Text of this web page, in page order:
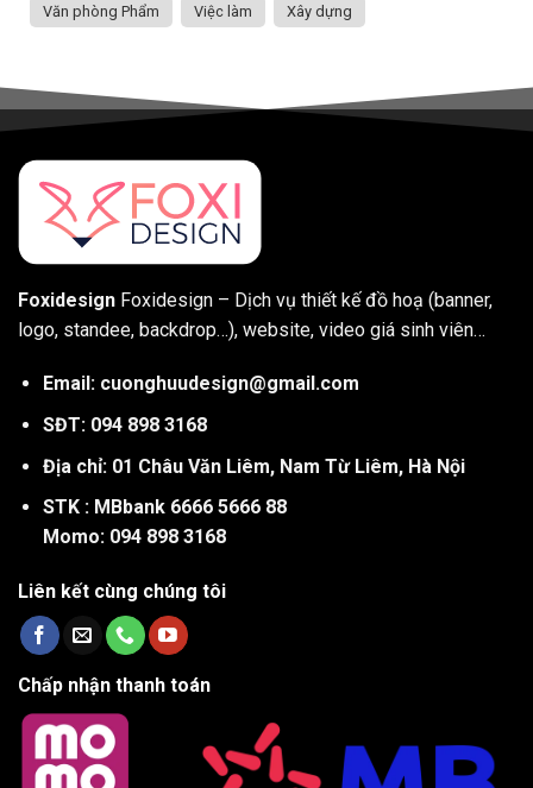
Văn phòng Phẩm Việc làm Xây dựng
Foxidesign Foxidesign – Dịch vụ thiết kế đồ hoạ (banner,
logo, standee, backdrop…), website, video giá sinh viên…
Email: cuonghuudesign@gmail.com
SĐT: 094 898 3168
Địa chỉ: 01 Châu Văn Liêm, Nam Từ Liêm, Hà Nội
STK : MBbank 6666 5666 88
Momo: 094 898 3168
Liên kết cùng chúng tôi
Chấp nhận thanh toán